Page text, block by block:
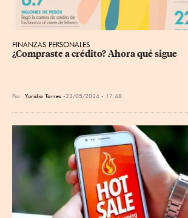
FINANZAS PERSONALES
¿Compraste a crédito? Ahora qué sigue
Por Yuridia Torres 23/05/2024 - 17:48